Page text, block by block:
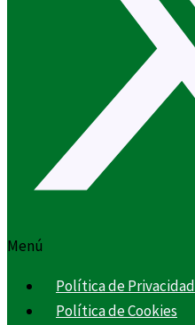
Menú
Política de Privacidad
Política de Cookies